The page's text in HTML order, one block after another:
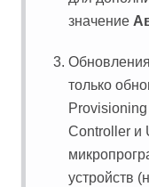
значение
только
Controller и
устройств